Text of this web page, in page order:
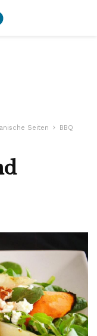
Seiten
BBQ